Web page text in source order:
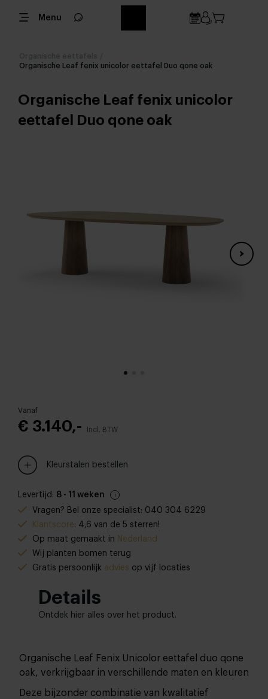
Menu
Organische Leaf fenix unicolor eettafel Duo qone oak
Organische Leaf fenix unicolor
eettafel Duo qone oak
Vanaf
€ 3.140,- Incl. BTW
Kleurstalen bestellen
Levertijd: 8 - 11 weken
Vragen? Bel onze specialist: 040 304 6229
Klantscore: 4,6 van de 5 sterren!
Op maat gemaakt in Nederland
Wij planten bomen terug
Gratis persoonlijk advies op vijf locaties
Details
Ontdek hier alles over het product.
Organische Leaf Fenix Unicolor eettafel duo qone
oak, verkrijgbaar in verschillende maten en kleuren
Deze bijzonder combinatie van kwalitatief